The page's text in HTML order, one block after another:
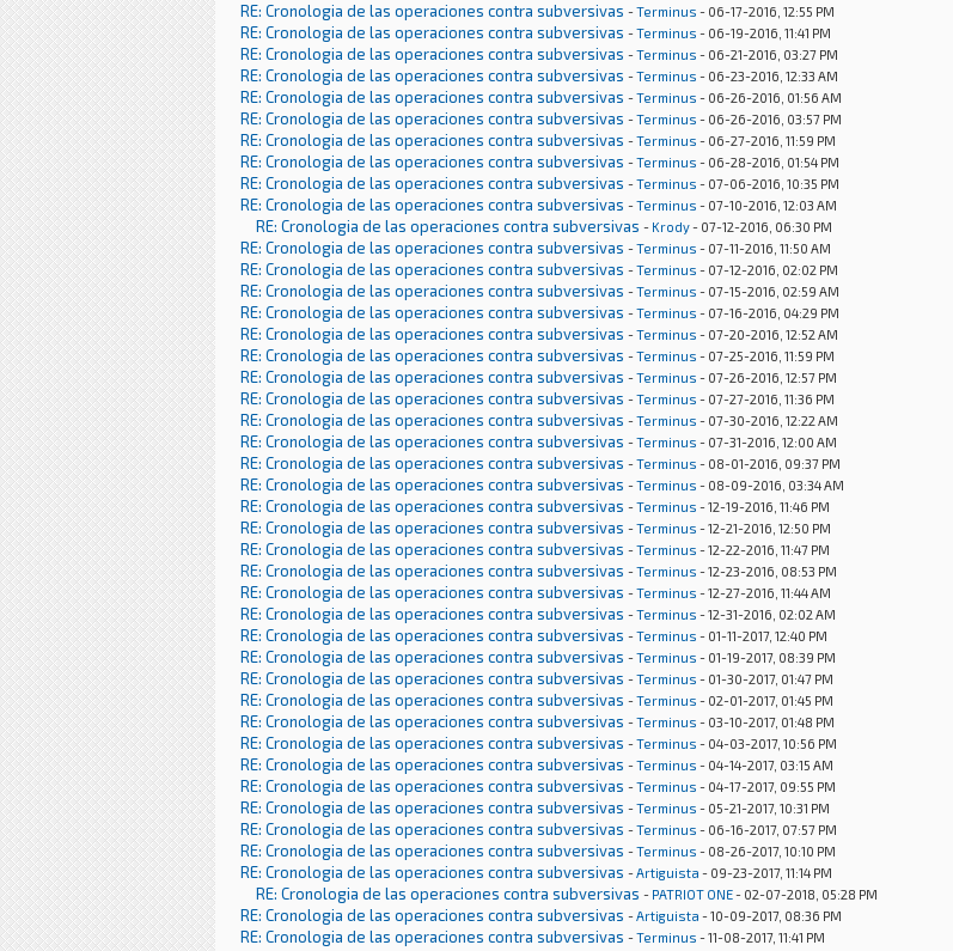
RE: Cronologia de las operaciones contra subversivas -Terminus - 06-17-2016, 12:55 PM
RE: Cronologia de las operaciones contra subversivas -Terminus - 06-19-2016, 11:41 PM
RE: Cronologia de las operaciones contra subversivas -Terminus - 06-21-2016, 03:27 PM
RE: Cronologia de las operaciones contra subversivas -Terminus - 06-23-2016, 12:33 AM
RE: Cronologia de las operaciones contra subversivas -Terminus - 06-26-2016, 01:56 AM
RE: Cronologia de las operaciones contra subversivas -Terminus - 06-26-2016, 03:57 PM
RE: Cronologia de las operaciones contra subversivas -Terminus - 06-27-2016, 11:59 PM
RE: Cronologia de las operaciones contra subversivas -Terminus - 06-28-2016, 01:54 PM
RE: Cronologia de las operaciones contra subversivas -Terminus - 07-06-2016, 10:35 PM
RE: Cronologia de las operaciones contra subversivas -Terminus - 07-10-2016, 12:03 AM
RE: Cronologia de las operaciones contra subversivas - Krody- 07-12-2016, 06:30 PM
RE: Cronologia de las operaciones contra subversivas -Terminus - 07-11-2016, 11:50 AM
RE: Cronologia de las operaciones contra subversivas -Terminus - 07-12-2016, 02:02 PM
RE: Cronologia de las operaciones contra subversivas -Terminus - 07-15-2016, 02:59 AM
RE: Cronologia de las operaciones contra subversivas -Terminus - 07-16-2016, 04:29 PM
RE: Cronologia de las operaciones contra subversivas -Terminus - 07-20-2016, 12:52 AM
RE: Cronologia de las operaciones contra subversivas -Terminus - 07-25-2016, 11:59 PM
RE: Cronologia de las operaciones contra subversivas -Terminus - 07-26-2016, 12:57 PM
RE: Cronologia de las operaciones contra subversivas -Terminus - 07-27-2016, 11:36 PM
RE: Cronologia de las operaciones contra subversivas -Terminus - 07-30-2016, 12:22 AM
RE: Cronologia de las operaciones contra subversivas -Terminus - 07-31-2016, 12:00 AM
RE: Cronologia de las operaciones contra subversivas -Terminus - 08-01-2016, 09:37 PM
RE: Cronologia de las operaciones contra subversivas -Terminus - 08-09-2016, 03:34 AM
RE: Cronologia de las operaciones contra subversivas -Terminus - 12-19-2016, 11:46 PM
RE: Cronologia de las operaciones contra subversivas -Terminus - 12-21-2016, 12:50 PM
RE: Cronologia de las operaciones contra subversivas -Terminus - 12-22-2016, 11:47 PM
RE: Cronologia de las operaciones contra subversivas -Terminus - 12-23-2016, 08:53 PM
RE: Cronologia de las operaciones contra subversivas -Terminus - 12-27-2016, 11:44 AM
RE: Cronologia de las operaciones contra subversivas -Terminus - 12-31-2016, 02:02 AM
RE: Cronologia de las operaciones contra subversivas -Terminus - 01-11-2017, 12:40 PM
RE: Cronologia de las operaciones contra subversivas -Terminus - 01-19-2017, 08:39 PM
RE: Cronologia de las operaciones contra subversivas -Terminus - 01-30-2017, 01:47 PM
RE: Cronologia de las operaciones contra subversivas -Terminus - 02-01-2017, 01:45 PM
RE: Cronologia de las operaciones contra subversivas -Terminus - 03-10-2017, 01:48 PM
RE: Cronologia de las operaciones contra subversivas -Terminus - 04-03-2017, 10:56 PM
RE: Cronologia de las operaciones contra subversivas -Terminus - 04-14-2017, 03:15 AM
RE: Cronologia de las operaciones contra subversivas -Terminus - 04-17-2017, 09:55 PM
RE: Cronologia de las operaciones contra subversivas -Terminus - 05-21-2017, 10:31 PM
RE: Cronologia de las operaciones contra subversivas -Terminus - 06-16-2017, 07:57 PM
RE: Cronologia de las operaciones contra subversivas -Terminus - 08-26-2017, 10:10 PM
RE: Cronologia de las operaciones contra subversivas -Artiguista - 09-23-2017, 11:14 PM
RE: Cronologia de las operaciones contra subversivas - PATRIOT ONE- 02-07-2018, 05:28 PM
RE: Cronologia de las operaciones contra subversivas -Artiguista - 10-09-2017, 08:36 PM
RE: Cronologia de las operaciones contra subversivas -Terminus - 11-08-2017, 11:41 PM